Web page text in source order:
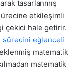
tasarlanmış
etkileşimli
çekici hale getirir.
sürecini eğlenceli
matematik
matematik